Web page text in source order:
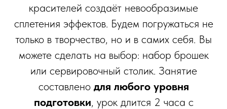
красителей создаёт невообразимые
сплетения эффектов. Будем погружаться не
только в творчество, но и в самих себя. Вы
можете сделать на выбор: набор брошек
или сервировочный столик. Занятие
составлено для любого уровня
подготовки, урок длится 2 часа с